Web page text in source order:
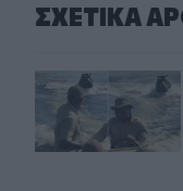
ΣΧΕΤΙΚA
Τρόμος στην